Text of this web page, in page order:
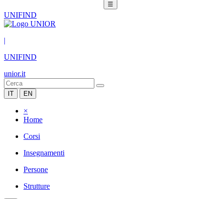
☰
UNIFIND
|
UNIFIND
unior.it
IT EN
×
Home
Corsi
Insegnamenti
Persone
Strutture